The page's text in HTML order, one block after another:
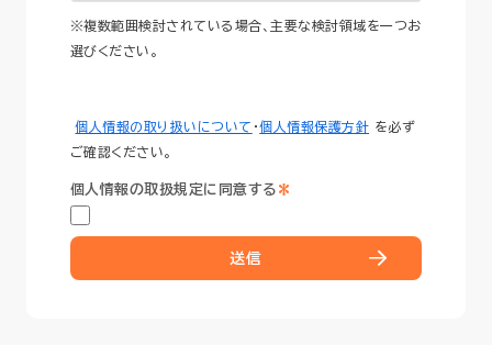
※複数範囲検討されている場合、主要な検討領域を一つお
選びください。
個人情報の取り扱いについて ・個人情報保護方針 を必ず
ご確認ください。
*
個人情報の取扱規定に同意する
送信